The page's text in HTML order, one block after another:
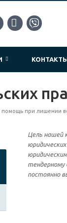
при лишении
Цель нашей
тендерному
постоянно